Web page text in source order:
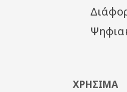
ΧΡΗΣΙΜΑ